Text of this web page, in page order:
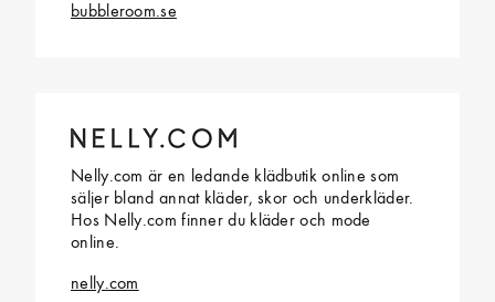
bubbleroom.se
Nelly.com är en ledande klädbutik online som
säljer bland annat kläder, skor och underkläder.
Hos Nelly.com finner du kläder och mode
online.
nelly.com